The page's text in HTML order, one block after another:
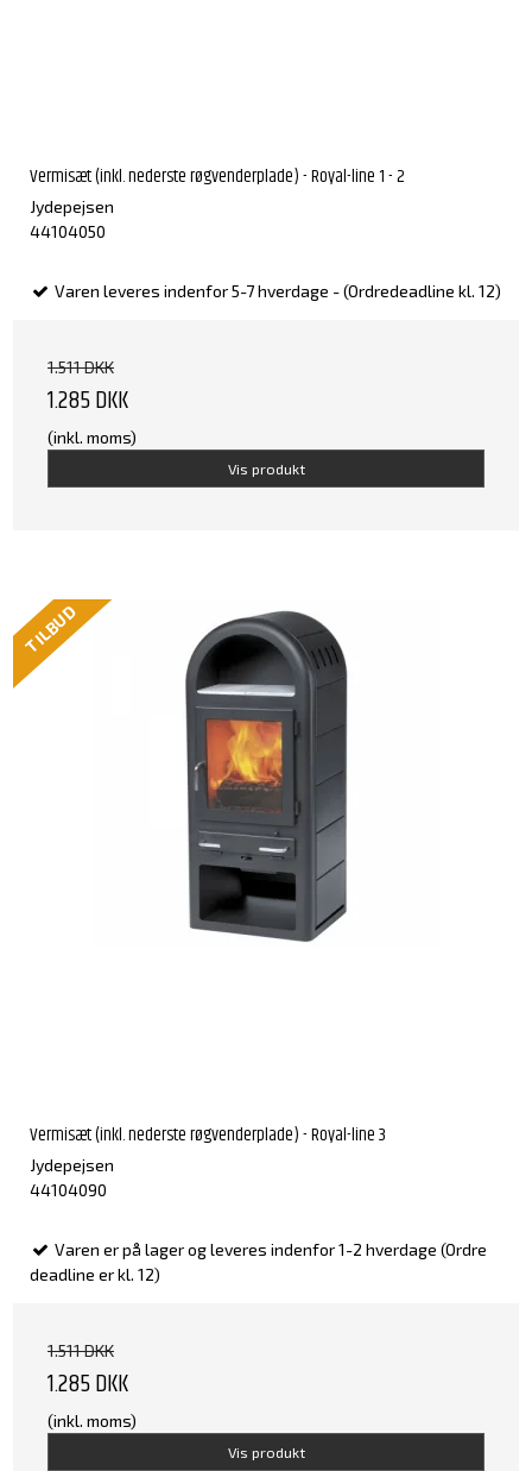
Vermisæt (inkl. nederste røgvenderplade) - Royal-line 1 - 2
Jydepejsen
44104050
Varen leveres indenfor 5-7 hverdage - (Ordredeadline kl. 12)
1.511 DKK
1.285 DKK
(inkl. moms)
Vis produkt
TILBUD
Vermisæt (inkl. nederste røgvenderplade) - Royal-line 3
Jydepejsen
44104090
Varen er på lager og leveres indenfor 1-2 hverdage (Ordre
deadline er kl. 12)
1.511 DKK
1.285 DKK
(inkl. moms)
Vis produkt